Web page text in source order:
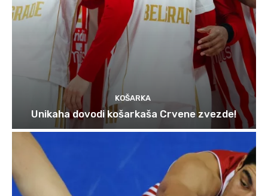
KOŠARKA
Unikaha dovodi košarkaša Crvene zvezde!